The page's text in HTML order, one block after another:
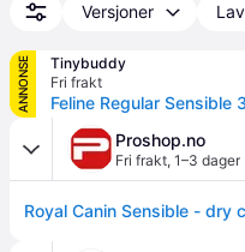
Versjoner
ANNONSE
Tinybuddy
Fri frakt
Feline Regular Sensible
Proshop.no
Fri frakt, 1–3 dager